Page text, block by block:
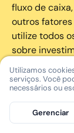
fluxo de
outros
utilize todos
sobre
composição
legais
Nomad
Nomad e
Utilizamos
serviços. Você
necessários ou
Gerenciar